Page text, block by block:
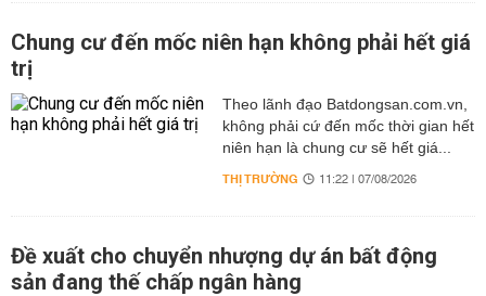
Chung cư đến mốc niên hạn không phải hết giá
trị
Theo lãnh đạo Batdongsan.com.vn,
không phải cứ đến mốc thời gian hết
niên hạn là chung cư sẽ hết giá...
THỊ TRƯỜNG 11:22 | 07/08/2026
Đề xuất cho chuyển nhượng dự án bất động
sản đang thế chấp ngân hàng